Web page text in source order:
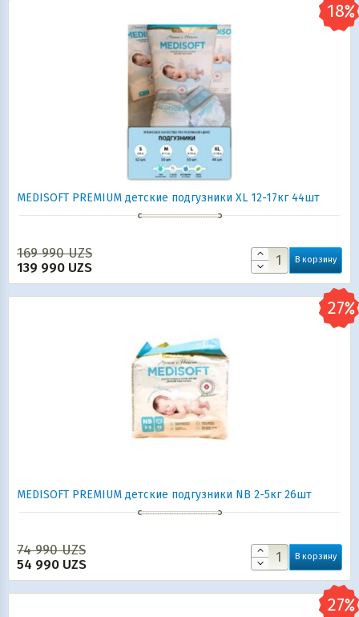
MEDISOFT PREMIUM детские подгузники XL 12-17кг 44шт
169 990UZS
139 990 UZS В корзину
MEDISOFT PREMIUM детские подгузники NB 2-5кг 26шт
74 990UZS
54 990 UZS В корзину